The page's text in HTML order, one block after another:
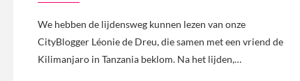
We hebben de lijdensweg kunnen lezen van onze
CityBlogger Léonie de Dreu, die samen met een vriend de
Kilimanjaro in Tanzania beklom. Na het lijden,…